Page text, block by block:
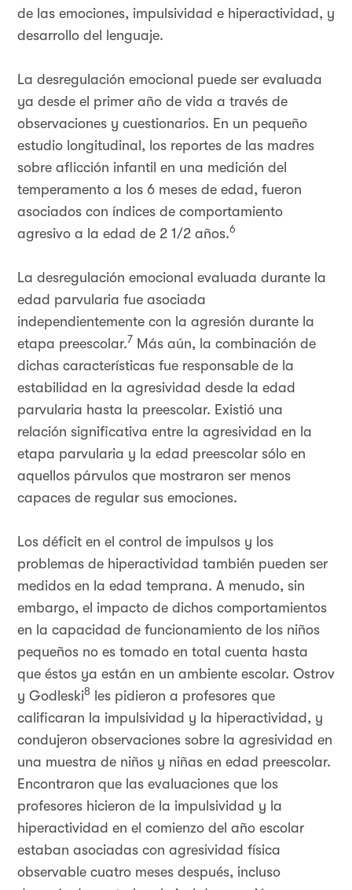
de las emociones, impulsividad e hiperactividad, y
desarrollo del lenguaje.
La desregulación emocional puede ser evaluada
ya desde el primer año de vida a través de
observaciones y cuestionarios. En un pequeño
estudio longitudinal, los reportes de las madres
sobre aflicción infantil en una medición del
temperamento a los 6 meses de edad, fueron
asociados con índices de comportamiento
agresivo a la edad de 2 1/2 años.6
La desregulación emocional evaluada durante la
edad parvularia fue asociada
independientemente con la agresión durante la
etapa preescolar.7 Más aún, la combinación de
dichas características fue responsable de la
estabilidad en la agresividad desde la edad
parvularia hasta la preescolar. Existió una
relación significativa entre la agresividad en la
etapa parvularia y la edad preescolar sólo en
aquellos párvulos que mostraron ser menos
capaces de regular sus emociones.
Los déficit en el control de impulsos y los
problemas de hiperactividad también pueden ser
medidos en la edad temprana. A menudo, sin
embargo, el impacto de dichos comportamientos
en la capacidad de funcionamiento de los niños
pequeños no es tomado en total cuenta hasta
que éstos ya están en un ambiente escolar. Ostrov
y Godleski8
les pidieron a profesores que
calificaran la impulsividad y la hiperactividad, y
condujeron observaciones sobre la agresividad en
una muestra de niños y niñas en edad preescolar.
Encontraron que las evaluaciones que los
profesores hicieron de la impulsividad y la
hiperactividad en el comienzo del año escolar
estaban asociadas con agresividad física
observable cuatro meses después, incluso